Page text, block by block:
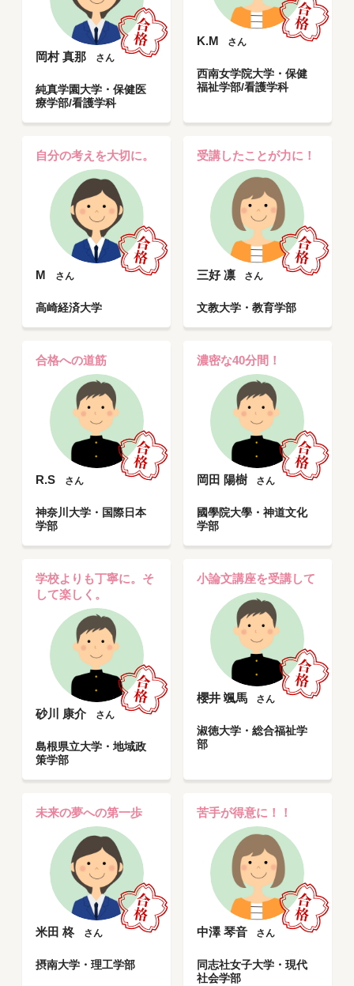
岡村 真那 さん
純真学園大学・保健医
療学部/看護学科
K.M さん
西南女学院大学・保健
福祉学部/看護学科
自分の考えを大切に。
M さん
高崎経済大学
受講したことが力に！
三好 凛 さん
文教大学・教育学部
合格への道筋
R.S さん
神奈川大学・国際日本
学部
濃密な40分間！
岡田 陽樹 さん
國學院大學・神道文化
学部
学校よりも丁寧に。そ
して楽しく。
砂川 康介 さん
島根県立大学・地域政
策学部
小論文講座を受講して
櫻井 颯馬 さん
淑徳大学・総合福祉学
部
未来の夢への第一歩
米田 柊 さん
摂南大学・理工学部
苦手が得意に！！
中澤 琴音 さん
同志社女子大学・現代
社会学部